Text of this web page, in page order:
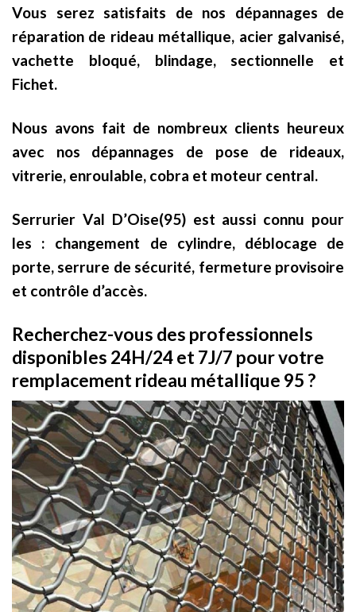
Vous serez satisfaits de nos dépannages de
réparation de rideau métallique, acier galvanisé,
vachette bloqué, blindage, sectionnelle et
Fichet.
Nous avons fait de nombreux clients heureux
avec nos dépannages de pose de rideaux,
vitrerie, enroulable, cobra et moteur central.
Serrurier Val D’Oise(95) est aussi connu pour
les : changement de cylindre, déblocage de
porte, serrure de sécurité, fermeture provisoire
et contrôle d’accès.
Recherchez-vous des professionnels
disponibles 24H/24 et 7J/7 pour votre
remplacement rideau métallique 95 ?